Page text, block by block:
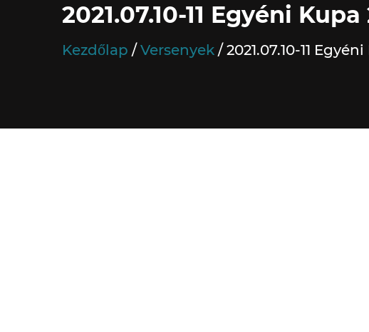
2021.07.10-11 Egyéni
Kezdőlap Versenyek 2021.07.10-11